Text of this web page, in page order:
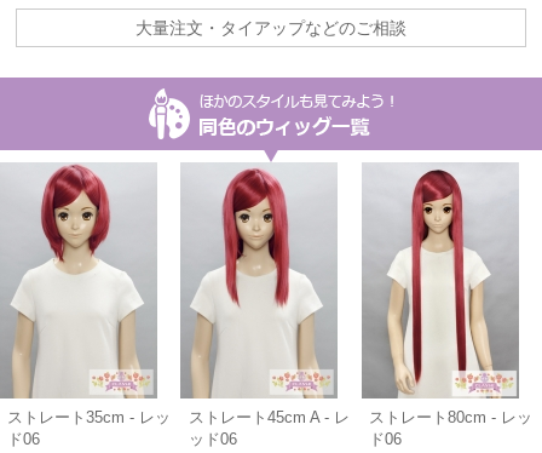
大量注文・タイアップなどのご相談
ストレート35cm - レッ
ド06
ストレート45cm A - レ
ッド06
ストレート80cm - レッ
ド06